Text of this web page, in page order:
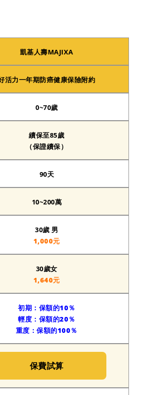
凱基人壽MAJIXA
活力一年期防癌健康保險附約
0~70歲
續保至85歲
（保證續保）
90天
10~200萬
30歲 男
1,000元
30歲女
1,640元
初期： 保額的10％
輕度： 保額的20％
重度：保額的100％
保費試算